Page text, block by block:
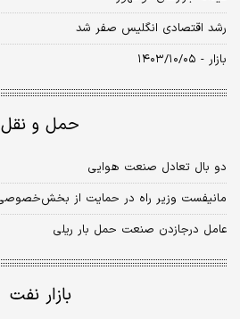
رشد اقتصادی انگلیس صفر شد
بازار - ۱۴۰۳/۱۰/۰۵
حمل و نقل
دو بال تعادل صنعت هوایی
مانیفست وزیر راه در حمایت از بخش‌خصوصی
عامل درجازدن صنعت حمل ‌بار ریلی
بازار نفت